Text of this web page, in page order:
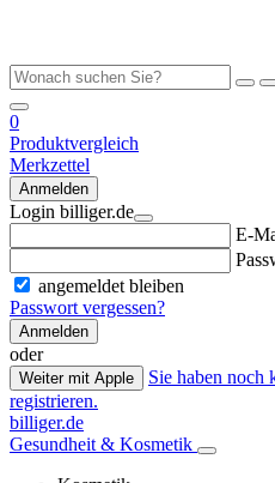
0
Produktvergleich
Merkzettel
Anmelden
Login billiger.de
E-
angemeldet bleiben
Passwort vergessen?
Anmelden
oder
Weiter mit Apple
Sie haben noch
registrieren.
billiger.de
Gesundheit & Kosmetik